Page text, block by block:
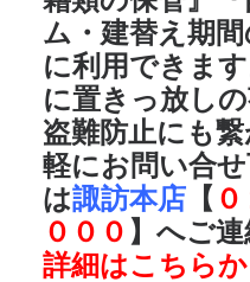
ム・建替え期間
に利用できま
に置きっ放し
盗難防止にも
軽にお問い合
は諏訪本店 【
０００ 】へご
詳細はこちら